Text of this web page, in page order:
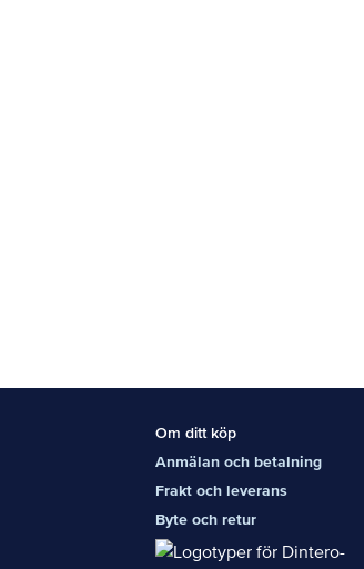
Om ditt köp
Anmälan och betalning
Frakt och leverans
Byte och retur